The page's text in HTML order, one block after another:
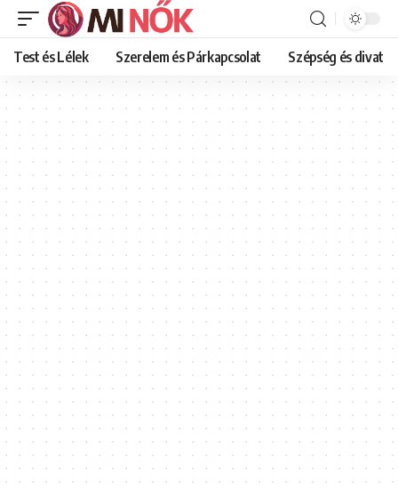
Test és Lélek Szerelem és Párkapcsolat Szépség és divat